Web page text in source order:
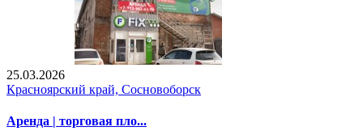
25.03.2026
Красноярский край, Сосновоборск
Аренда | торговая пло...